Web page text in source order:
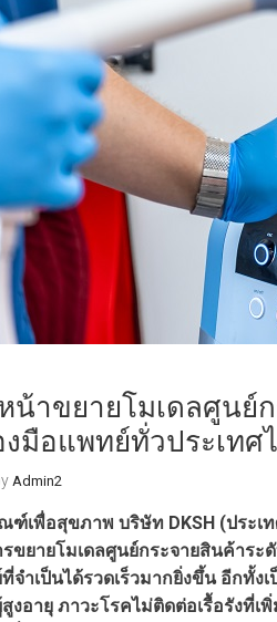
หน้าขยายโมเดลศูน
งมือแพทย์ทั่วประเทศ
Admin2
ฑ์เพื่อสุขภาพ บริษัท DKSH (ประ
ขยายโมเดลศูนย์กระจายสินค้าร
จำเป็นได้รวดเร็วมากยิ่งขึ้น อีกทั้
งอายุ ภาวะโรคไม่ติดต่อเรื้อรังที่